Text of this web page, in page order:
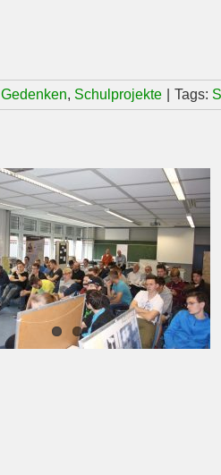
Gedenken, Schulprojekte Tags: